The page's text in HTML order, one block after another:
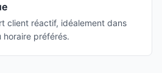
client réactif, idéalement dans
préférés.